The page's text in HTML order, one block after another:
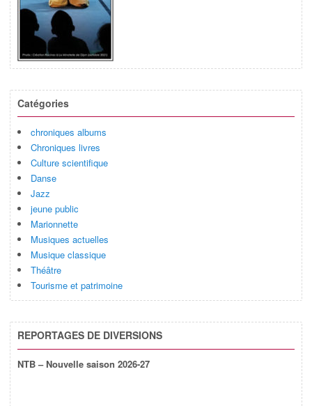
Catégories
chroniques albums
Chroniques livres
Culture scientifique
Danse
Jazz
jeune public
Marionnette
Musiques actuelles
Musique classique
Théâtre
Tourisme et patrimoine
REPORTAGES DE DIVERSIONS
NTB – Nouvelle saison 2026-27